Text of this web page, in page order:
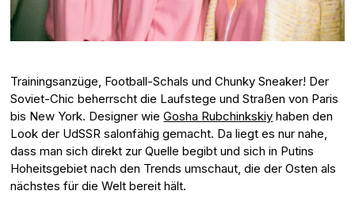
Trainingsanzüge, Football-Schals und Chunky Sneaker! Der
Soviet-Chic beherrscht die Laufstege und Straßen von Paris
bis New York. Designer wieGosha Rubchinkskiy haben den
Look der UdSSR salonfähig gemacht. Da liegt es nur nahe,
dass man sich direkt zur Quelle begibt und sich in Putins
Hoheitsgebiet nach den Trends umschaut, die der Osten als
nächstes für die Welt bereit hält.